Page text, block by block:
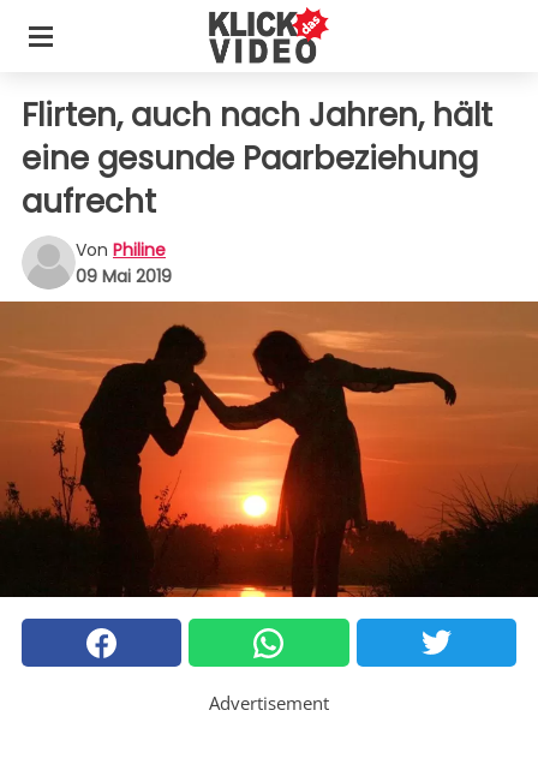
Flirten, auch nach Jahren, hält
eine gesunde Paarbeziehung
aufrecht
Von Philine
09 Mai 2019
Advertisement